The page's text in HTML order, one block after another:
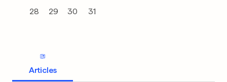
28 29 30 31
Articles